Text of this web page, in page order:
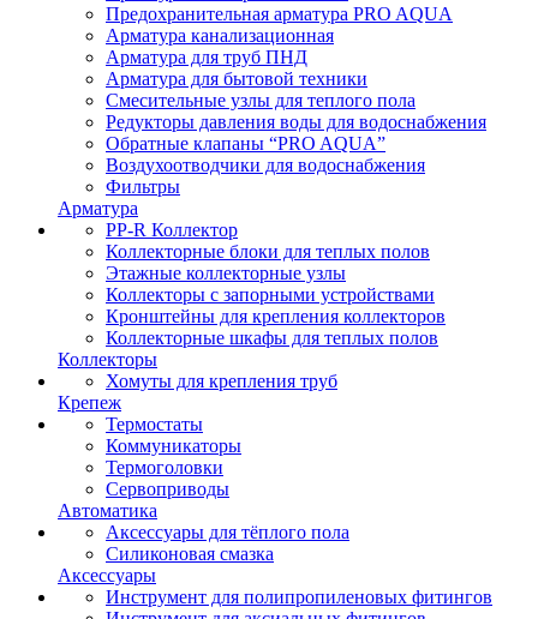
Предохранительная арматура PRO AQUA
Арматура канализационная
Арматура для труб ПНД
Арматура для бытовой техники
Смесительные узлы для теплого пола
Редукторы давления воды для водоснабжения
Обратные клапаны “PRO AQUA”
Воздухоотводчики для водоснабжения
Фильтры
Арматура
PP-R Коллектор
Коллекторные блоки для теплых полов
Этажные коллекторные узлы
Коллекторы с запорными устройствами
Кронштейны для крепления коллекторов
Коллекторные шкафы для теплых полов
Коллекторы
Хомуты для крепления труб
Крепеж
Термостаты
Коммуникаторы
Термоголовки
Сервоприводы
Автоматика
Аксессуары для тёплого пола
Силиконовая смазка
Аксессуары
Инструмент для полипропиленовых фитингов